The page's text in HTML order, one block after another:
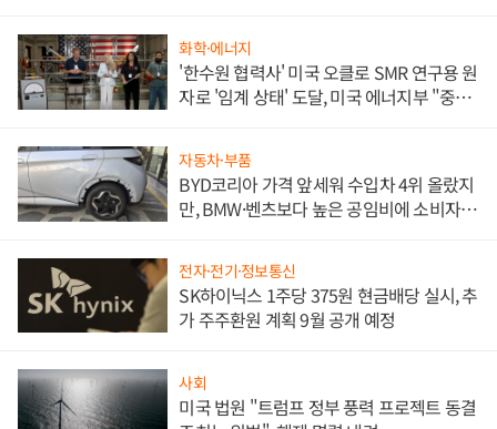
화학·에너지
'한수원 협력사' 미국 오클로 SMR 연구용 원
자로 '임계 상태' 도달, 미국 에너지부 "중요
자동차·부품
BYD코리아 가격 앞세워 수입차 4위 올랐지
만, BMW·벤츠보다 높은 공임비에 소비자
전자·전기·정보통신
SK하이닉스 1주당 375원 현금배당 실시, 추
가 주주환원 계획 9월 공개 예정
사회
미국 법원 "트럼프 정부 풍력 프로젝트 동결